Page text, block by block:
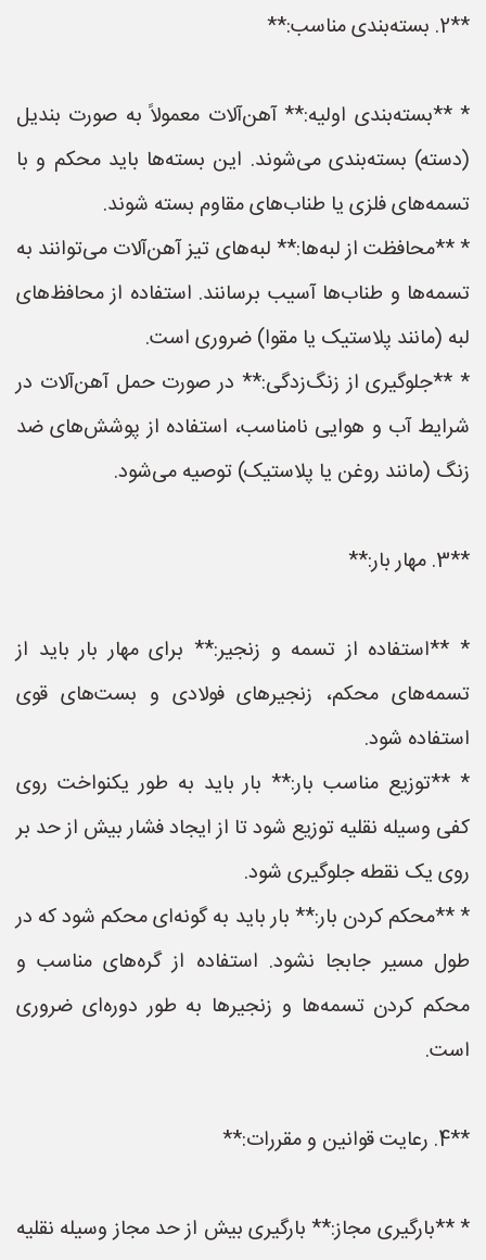
**2. بسته‌بندی مناسب:**
* **بسته‌بندی اولیه:** آهن‌آلات معمولاً به صورت بندیل
(دسته) بسته‌بندی می‌شوند. این بسته‌ها باید محکم و با
تسمه‌های فلزی یا طناب‌های مقاوم بسته شوند.
* **محافظت از لبه‌ها:** لبه‌های تیز آهن‌آلات می‌توانند به
تسمه‌ها و طناب‌ها آسیب برسانند. استفاده از محافظ‌های
لبه (مانند پلاستیک یا مقوا) ضروری است.
* **جلوگیری از زنگ‌زدگی:** در صورت حمل آهن‌آلات در
شرایط آب و هوایی نامناسب، استفاده از پوشش‌های ضد
زنگ (مانند روغن یا پلاستیک) توصیه می‌شود.
**3. مهار بار:**
* **استفاده از تسمه و زنجیر:** برای مهار بار باید از
تسمه‌های محکم، زنجیرهای فولادی و بست‌های قوی
استفاده شود.
* **توزیع مناسب بار:** بار باید به طور یکنواخت روی
کفی وسیله نقلیه توزیع شود تا از ایجاد فشار بیش از حد بر
روی یک نقطه جلوگیری شود.
* **محکم کردن بار:** بار باید به گونه‌ای محکم شود که در
طول مسیر جابجا نشود. استفاده از گره‌های مناسب و
محکم کردن تسمه‌ها و زنجیرها به طور دوره‌ای ضروری
است.
**4. رعایت قوانین و مقررات:**
* **بارگیری مجاز:** بارگیری بیش از حد مجاز وسیله نقلیه